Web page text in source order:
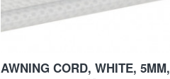
AWNING CORD, WHITE, 5MM,